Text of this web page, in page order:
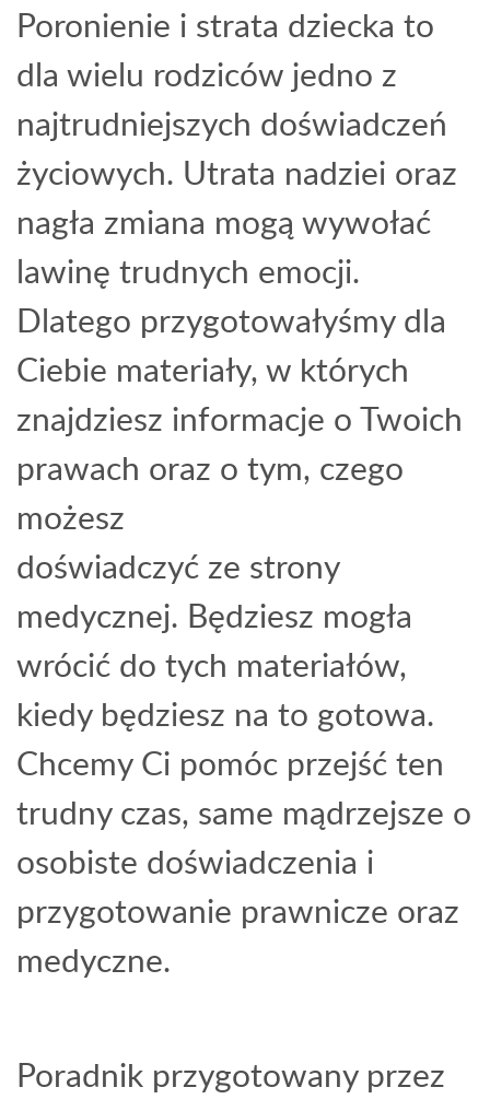
Poronienie i strata dziecka to
dla wielu rodziców jedno z
najtrudniejszych doświadczeń
życiowych. Utrata nadziei oraz
nagła zmiana mogą wywołać
lawinę trudnych emocji.
Dlatego przygotowałyśmy dla
Ciebie materiały, w których
znajdziesz informacje o Twoich
prawach oraz o tym, czego
możesz
doświadczyć ze strony
medycznej. Będziesz mogła
wrócić do tych materiałów,
kiedy będziesz na to gotowa.
Chcemy Ci pomóc przejść ten
trudny czas, same mądrzejsze o
osobiste doświadczenia i
przygotowanie prawnicze oraz
medyczne.
Poradnik przygotowany przez